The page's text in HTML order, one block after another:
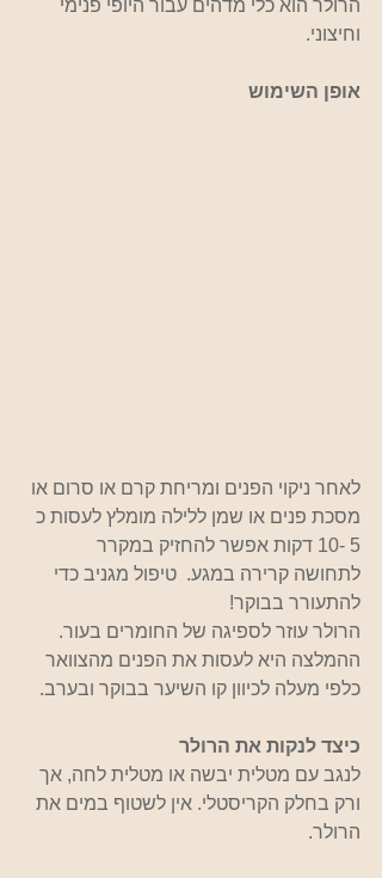
הרולר הוא כלי מדהים עבור היופי פנימי
וחיצוני.
אופן השימוש
לאחר ניקוי הפנים ומריחת קרם או סרום או
מסכת פנים או שמן ללילה מומלץ לעסות כ
5 -10 דקות אפשר להחזיק במקרר
לתחושה קרירה במגע.  טיפול מגניב כדי
להתעורר בבוקר!
הרולר עוזר לספיגה של החומרים בעור.
ההמלצה היא לעסות את הפנים מהצוואר
כלפי מעלה לכיוון קו השיער בבוקר ובערב.
כיצד לנקות את הרולר
לנגב עם מטלית יבשה או מטלית לחה, אך
ורק בחלק הקריסטלי. אין לשטוף במים את
הרולר.